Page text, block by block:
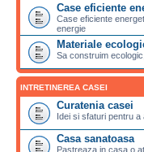
Case eficiente
Case eficiente
energie
Materiale
Sa construim
INTRETINEREA CASEI
Curatenia casei
Idei si sfaturi pentru
Casa sanatoasa
Pastreaza in casa o